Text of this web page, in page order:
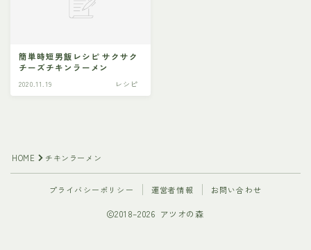
簡単時短男飯レシピ サクサク
チーズチキンラーメン
2020.11.19 レシピ
HOME チキンラーメン
プライバシーポリシー 運営者情報 お問い合わせ
2018–2026 アツオの森